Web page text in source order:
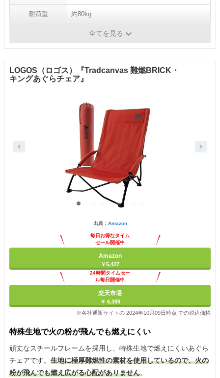
耐荷重 約80kg
約3.0kg全てを見る
LOGOS（ロゴス）『Tradcanvas 難燃BRICK・
キングあぐらチェア』
出典： Amazon
毎日お得なタイム
セール開催中
Amazon
￥5,427
24時間タイムセー
ル毎日開催中
楽天市場
￥ 6,389
※各社通販サイトの 2024年10月09日時点 での税込価格
特殊生地で火の粉が飛んでも燃えにくい
頑丈なスチールフレームを採用し、特殊生地で燃えにくいあぐら
チェアです。 生地に極厚難燃性の素材を使用しているので、火の
粉が飛んでも燃え広がる心配がありません。